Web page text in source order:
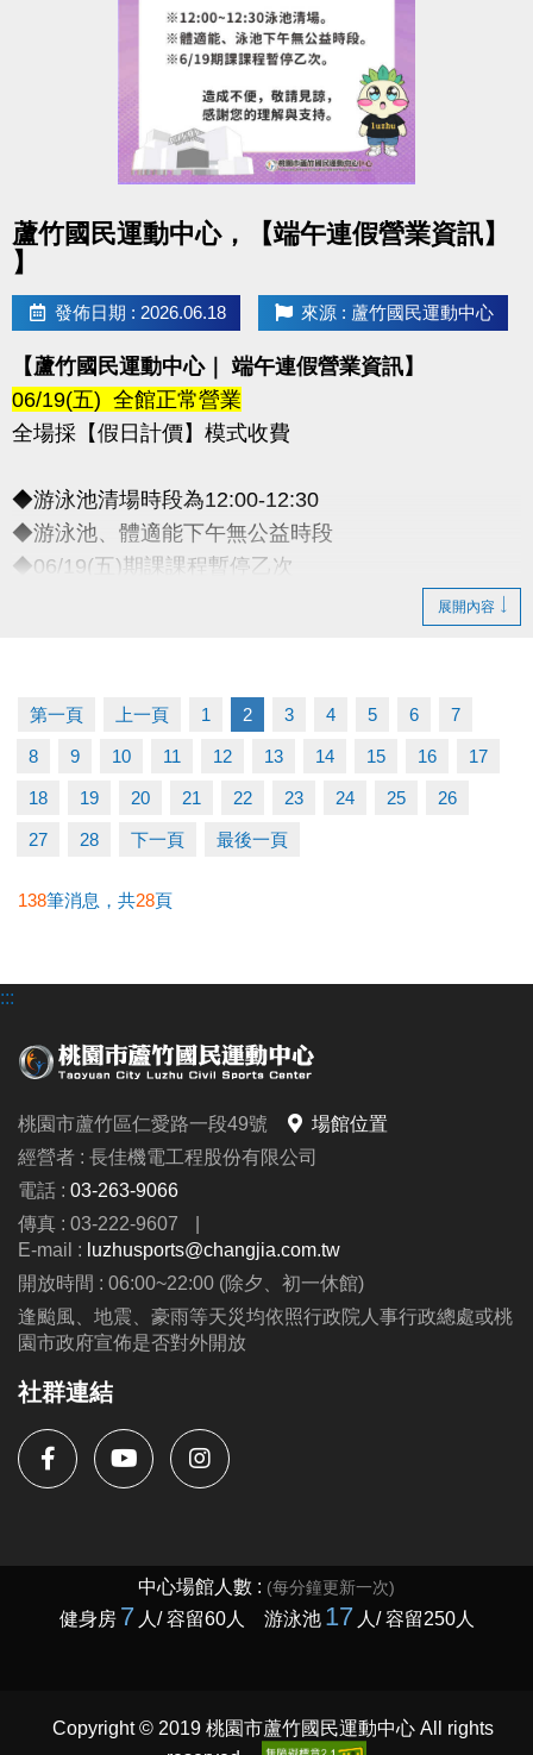
-IG : @luzhusports
蘆竹國民運動中心，【端午連假營業資訊】
】
發佈日期 : 2026.06.18 來源 : 蘆竹國民運動中心
【蘆竹國民運動中心｜ 端午連假營業資訊】
06/19(五) 全館正常營業
全場採【假日計價】模式收費
◆游泳池清場時段為12:00-12:30
◆游泳池、體適能下午無公益時段
◆06/19(五)期課課程暫停乙次
-洽詢專線：03-2639066 #115
-官網 :
https://www.lzsports.com.tw/zh_TW/news/pageID/1/
-FB : 桃園市蘆竹國民運動中心
-IG : @luzhusports
展開內容
第一頁 上一頁 1 2 3 4 5 6 7
8 9 10 11 12 13 14 15 16 17
18 19 20 21 22 23 24 25 26
27 28 下一頁 最後一頁
138筆消息，共28頁
:::
桃園市蘆竹區仁愛路一段49號
場館位置
經營者 : 長佳機電工程股份有限公司
電話 : 03-263-9066
傳真 : 03-222-9607
|
E-mail : luzhusports@changjia.com.tw
開放時間 : 06:00~22:00 (除夕、初一休館)
逢颱風、地震、豪雨等天災均依照行政院人事行政總處或桃
園市政府宣佈是否對外開放
社群連結
Copyright © 2019 桃園市蘆竹國民運動中心 All rights